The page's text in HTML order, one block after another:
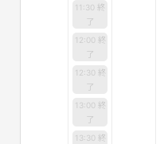
11:30 終
了
12:00 終
了
12:30 終
了
13:00 終
了
13:30 終